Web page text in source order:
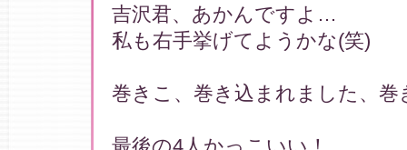
吉沢君、あかんですよ…
私も右手挙げてようかな(笑)
巻きこ、巻き込まれました、巻